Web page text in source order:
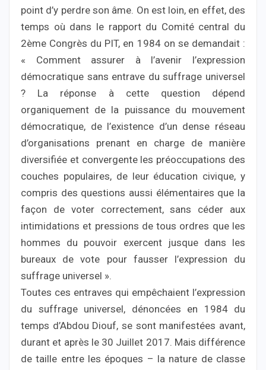
point d’y perdre son âme. On est loin, en effet, des
temps où dans le rapport du Comité central du
2ème Congrès du PIT, en 1984 on se demandait :
« Comment assurer à l’avenir l’expression
démocratique sans entrave du suffrage universel
? La réponse à cette question dépend
organiquement de la puissance du mouvement
démocratique, de l’existence d’un dense réseau
d’organisations prenant en charge de manière
diversifiée et convergente les préoccupations des
couches populaires, de leur éducation civique, y
compris des questions aussi élémentaires que la
façon de voter correctement, sans céder aux
intimidations et pressions de tous ordres que les
hommes du pouvoir exercent jusque dans les
bureaux de vote pour fausser l’expression du
suffrage universel ».
Toutes ces entraves qui empêchaient l’expression
du suffrage universel, dénoncées en 1984 du
temps d’Abdou Diouf, se sont manifestées avant,
durant et après le 30 Juillet 2017. Mais différence
de taille entre les époques – la nature de classe